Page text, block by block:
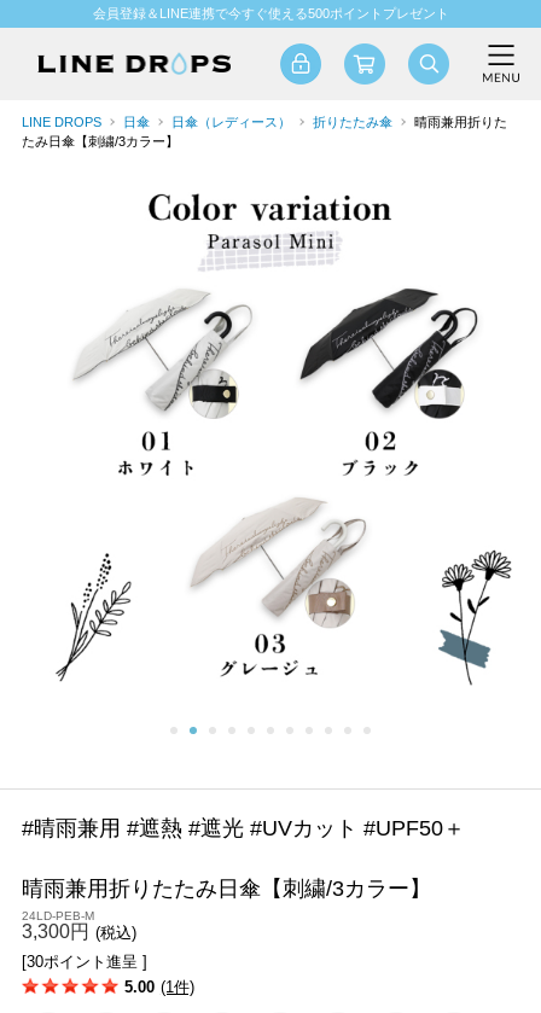
会員登録＆LINE連携で今すぐ使える500ポイントプレゼント
LINE DROPS 日傘 日傘（レディース） 折りたたみ傘
晴雨兼用折りた
たみ日傘【刺繍/3カラー】
#晴雨兼用 #遮熱 #遮光 #UVカット #UPF50＋
晴雨兼用折りたたみ日傘【刺繍/3カラー】
24LD-PEB-M
3,300円 (税込)
[30ポイント進呈 ]
5.00 (1件)